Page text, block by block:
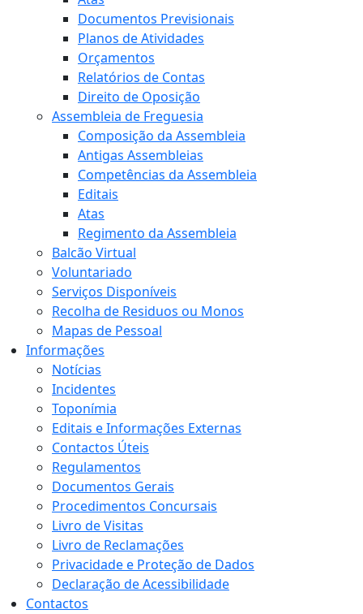
Documentos Previsionais
Planos de Atividades
Orçamentos
Relatórios de Contas
Direito de Oposição
Assembleia de Freguesia
Composição da Assembleia
Antigas Assembleias
Competências da Assembleia
Editais
Atas
Regimento da Assembleia
Balcão Virtual
Voluntariado
Serviços Disponíveis
Recolha de Residuos ou Monos
Mapas de Pessoal
Informações
Notícias
Incidentes
Toponímia
Editais e Informações Externas
Contactos Úteis
Regulamentos
Documentos Gerais
Procedimentos Concursais
Livro de Visitas
Livro de Reclamações
Privacidade e Proteção de Dados
Declaração de Acessibilidade
Contactos